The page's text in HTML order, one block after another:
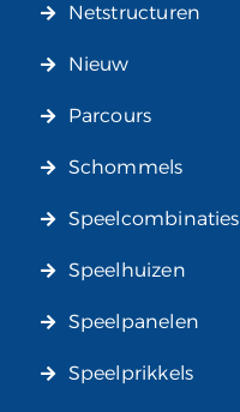
Netstructuren
Nieuw
Parcours
Schommels
Speelcombinaties
Speelhuizen
Speelpanelen
Speelprikkels